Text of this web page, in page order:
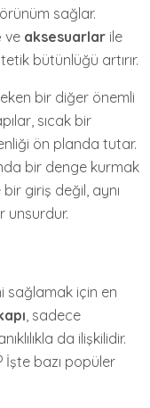
sağlar.
ve aksesuarlar ile
bütünlüğü artırır.
bir diğer önemli
sıcak bir
ön planda tutar.
bir denge kurmak
bir giriş değil, aynı
unsurdur.
sağlamak için en
, sadece
da ilişkilidir.
İşte bazı popüler